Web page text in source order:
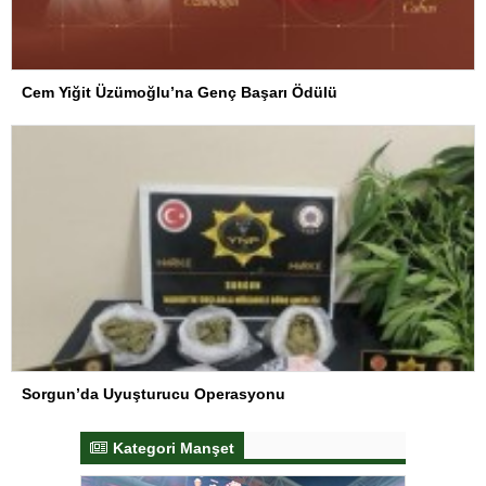
Cem Yiğit Üzümoğlu’na Genç Başarı Ödülü
Sorgun’da Uyuşturucu Operasyonu
Kategori Manşet